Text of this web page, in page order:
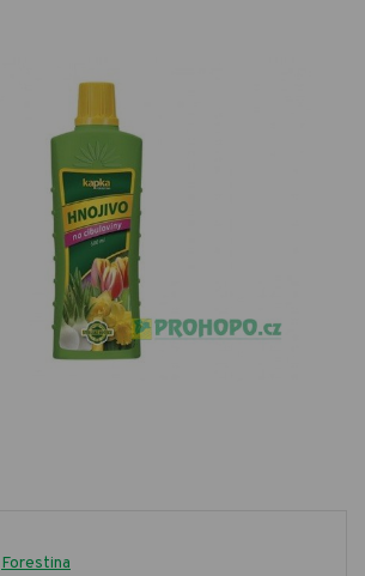
Forestina